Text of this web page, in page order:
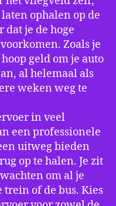
ophalen op de
je de hoge
Zoals je
geld om je auto
al helemaal als
weken weg te
in veel
een professionele
uitweg bieden
op te halen. Je zit
om al je
trein of de bus. Kies